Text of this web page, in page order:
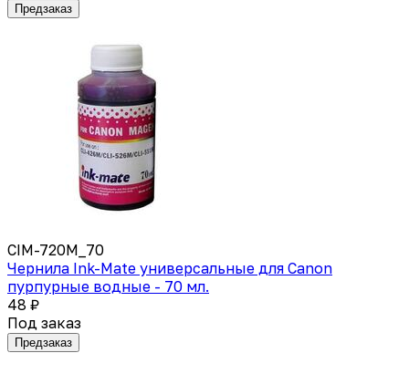
Предзаказ
CIM-720M_70
Чернила Ink-Mate универсальные для Canon
пурпурные водные - 70 мл.
48 ₽
Под заказ
Предзаказ